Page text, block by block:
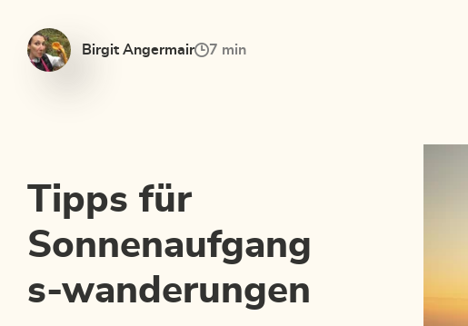
Birgit Angermair 7 min
Tipps für
Sonnenaufgang
s-wanderungen